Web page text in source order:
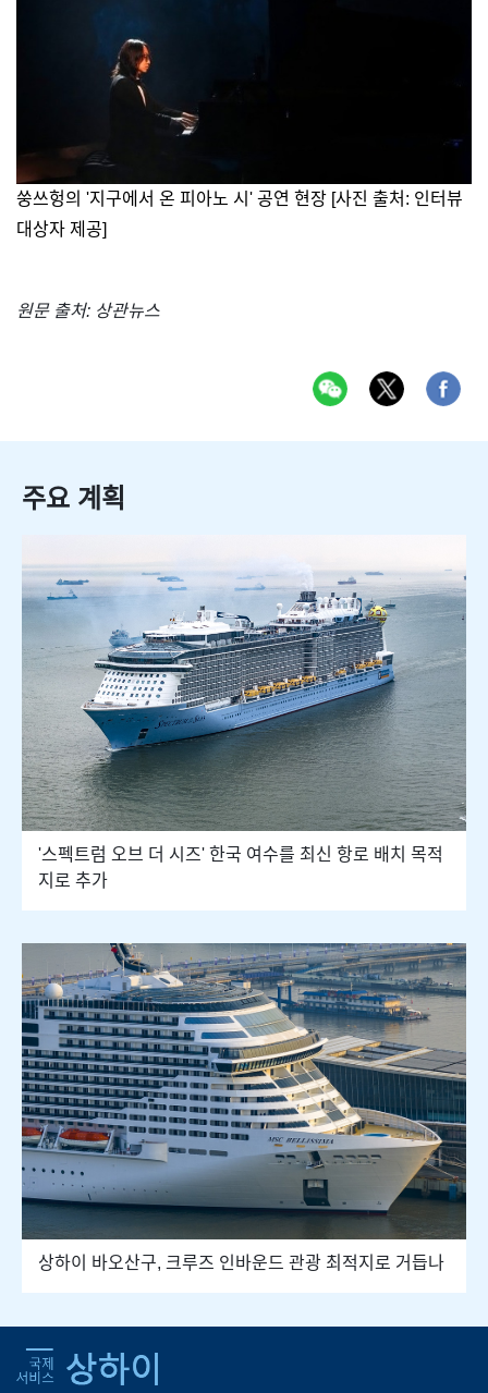
쑹쓰헝의 '지구에서 온 피아노 시' 공연 현장 [사진 출처: 인터뷰
대상자 제공]
원문 출처: 상관뉴스
주요 계획
'스펙트럼 오브 더 시즈' 한국 여수를 최신 항로 배치 목적
지로 추가
상하이 바오산구, 크루즈 인바운드 관광 최적지로 거듭나